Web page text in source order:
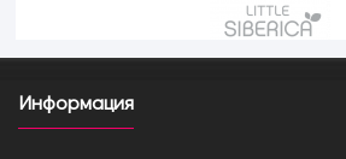
Информация